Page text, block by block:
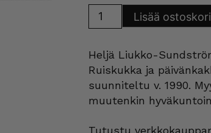
Ruiskukka
29x31
HLS
Lisää
Heljä Liukko-
Ruiskukka ja
suunniteltu v. 1990.
muutenkin
Tutustu